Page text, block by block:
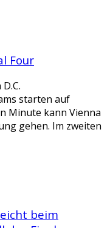
Four
starten auf
Minute kann Vienna
gehen. Im zweiten
beim